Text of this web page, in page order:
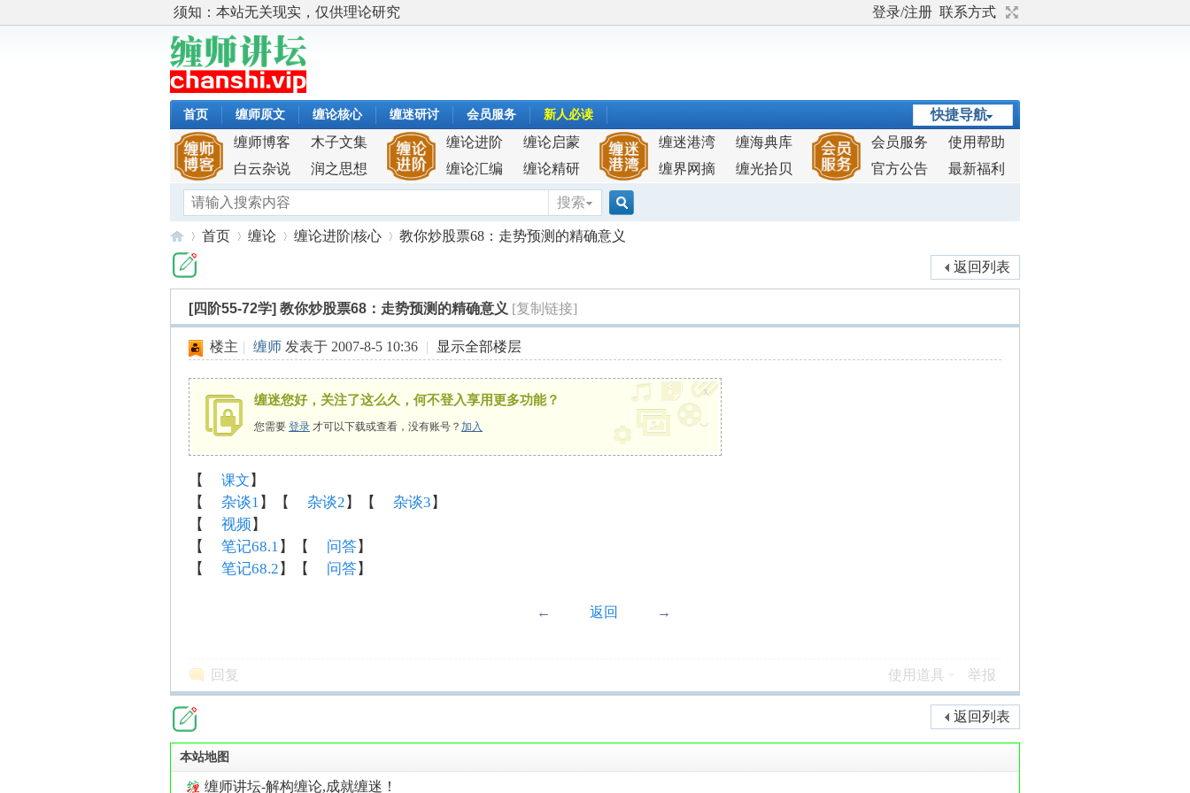
须知：本站无关现实，仅供理论研究 登录/注册 联系方式
快捷导航
首页 缠师原文 缠论核心 缠迷研讨 会员服务 新人必读
缠师博客
木子文集
白云杂说
润之思想
缠论进阶
缠论启蒙
缠论汇编
缠论精研
缠迷港湾
缠海典库
缠界网摘
缠光拾贝
会员服务
使用帮助
官方公告
最新福利
搜索
搜
首页
›
缠论
›
缠论进阶|核心
›
教你炒股票68：走势预测的精确意义
返回列表
[四阶55-72学] 教你炒股票68：走势预测的精确意义 [复制链接]
楼主 | 缠师 发表于 2007-8-5 10:36 | 显示全部楼层
缠迷您好，关注了这么久，何不登入享用更多功能？
您需要 登录 才可以下载或查看，没有账号？ 加入
x
【 课文 】
【
杂谈1 】【 杂谈2 】【 杂谈3 】
【
视频 】
【
笔记68.1 】【 问答】
【
笔记68.2 】【 问答】
← 返回 →
回复 使用道具 举报
返回列表
本站地图
缠师讲坛-解构缠论,成就缠迷！